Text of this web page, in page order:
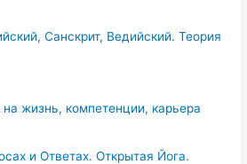
Санскрит, Ведийский. Теория
жизнь, компетенции, карьера
и Ответах. Открытая Йога.